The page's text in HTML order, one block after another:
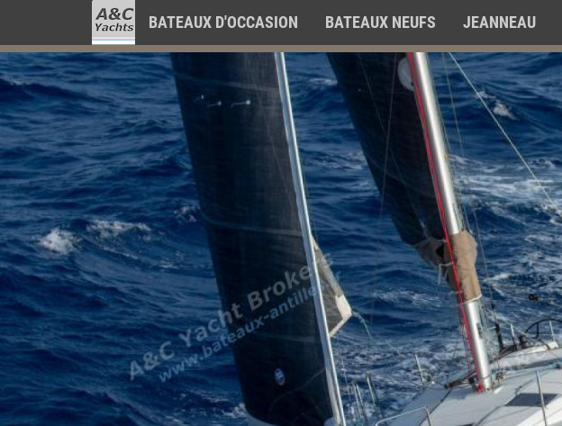
Aller
au
contenu
principal
A&C
Yacht
Brokers
BATEAUX D'OCCASION BATEAUX NEUFS JEANNEAU